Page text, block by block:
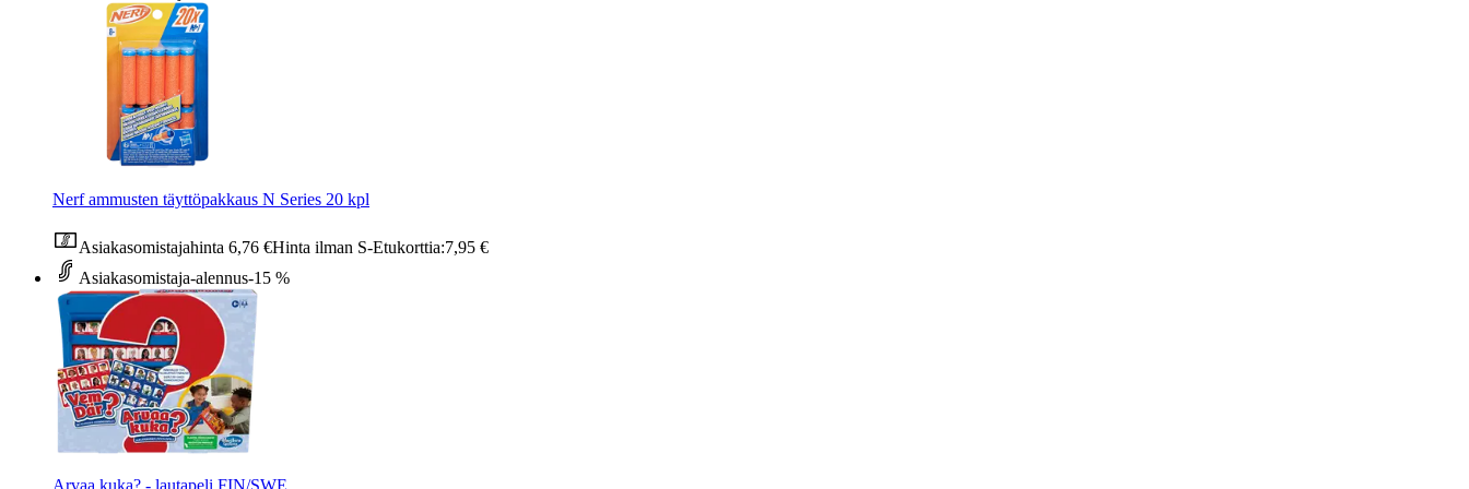
Nerf ammusten täyttöpakkaus N Series 20 kpl
Asiakasomistajahinta 6,76 €Hinta ilman S-Etukorttia:7,95 €
Asiakasomistaja-alennus-15 %